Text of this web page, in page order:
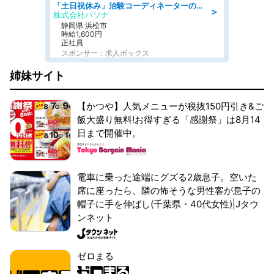
＞
「土日祝休み」治験コーディネーターのお仕事/未経験OK
株式会社パソナ
静岡県 浜松市
時給1,600円
正社員
スポンサー：求人ボックス
姉妹サイト
【かつや】人気メニューが税抜150円引き&ご
飯大盛り無料!お得すぎる「感謝祭」は8月14
日まで開催中。
電車に乗った途端にグズる2歳息子。空いた
席に座ったら、隣の怖そうな男性客が息子の
帽子に手を伸ばし(千葉県・40代女性)|Jタウ
ンネット
ゼロまる